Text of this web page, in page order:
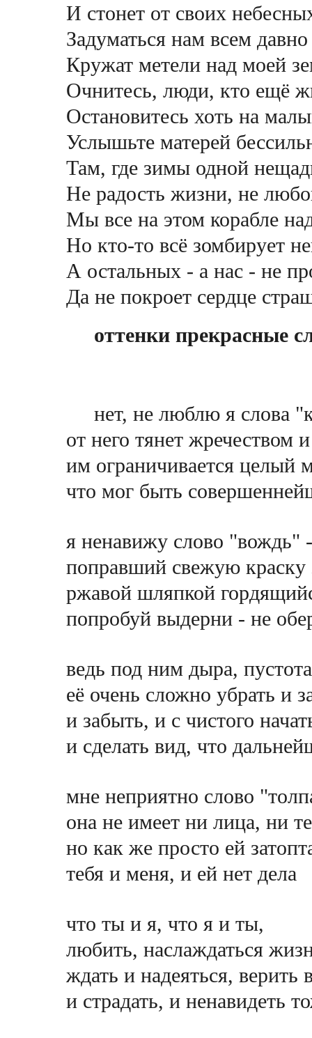
И стонет от своих
Задуматься нам всем
Кружат метели над моей
Очнитесь, люди, кто ещё
Остановитесь хоть на
Услышьте матерей
Там, где зимы одной
Не радость жизни, не
Мы все на этом корабле
Но кто-то всё зомбирует
А остальных - а нас - не
Да не покроет сердце
оттенки прекрасные
нет, не люблю я слова
от него тянет жречеством
им ограничивается целый
что мог быть
я ненавижу слово "вождь"
поправший свежую краску
ржавой шляпкой
попробуй выдерни - не
ведь под ним дыра,
её очень сложно убрать и
и забыть, и с чистого
и сделать вид, что
мне неприятно слово
она не имеет ни лица, ни
но как же просто ей
тебя и меня, и ей нет дела
что ты и я, что я и ты,
любить, наслаждаться
ждать и надеяться, верить
и страдать, и ненавидеть